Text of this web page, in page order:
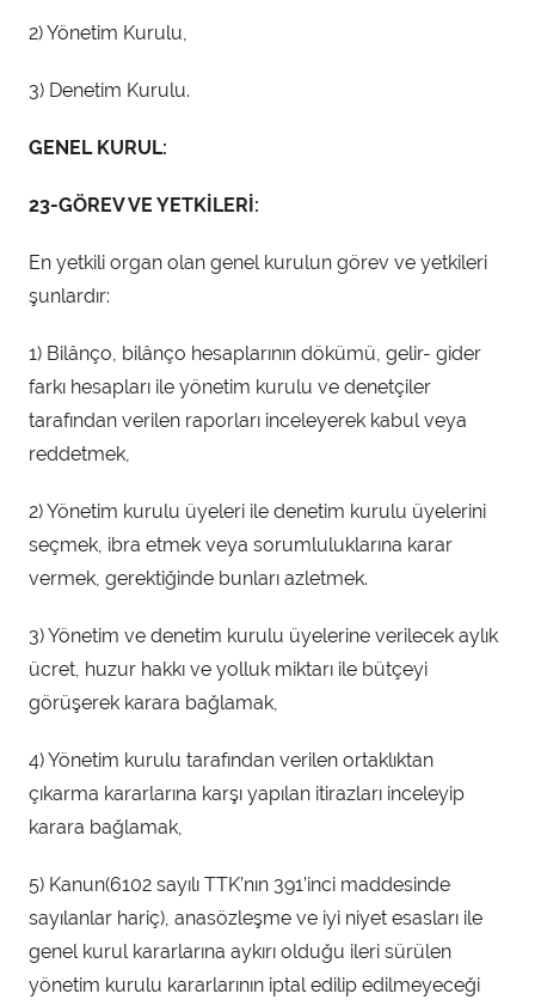
2) Yönetim Kurulu,
3) Denetim Kurulu.
GENEL KURUL:
23-GÖREV VE YETKİLERİ:
En yetkili organ olan genel kurulun görev ve yetkileri
şunlardır:
1) Bilânço, bilânço hesaplarının dökümü, gelir- gider
farkı hesapları ile yönetim kurulu ve denetçiler
tarafından verilen raporları inceleyerek kabul veya
reddetmek,
2) Yönetim kurulu üyeleri ile denetim kurulu üyelerini
seçmek, ibra etmek veya sorumluluklarına karar
vermek, gerektiğinde bunları azletmek.
3) Yönetim ve denetim kurulu üyelerine verilecek aylık
ücret, huzur hakkı ve yolluk miktarı ile bütçeyi
görüşerek karara bağlamak,
4) Yönetim kurulu tarafından verilen ortaklıktan
çıkarma kararlarına karşı yapılan itirazları inceleyip
karara bağlamak,
5) Kanun(6102 sayılı TTK’nın 391’inci maddesinde
sayılanlar hariç), anasözleşme ve iyi niyet esasları ile
genel kurul kararlarına aykırı olduğu ileri sürülen
yönetim kurulu kararlarının iptal edilip edilmeyeceği